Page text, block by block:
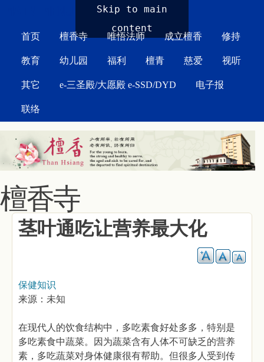
Skip to main
content
首页 檀香寺 唯悟法师 成立檀香 修持
教育 幼儿园 福利 檀青 慈爱 视听
其它 e-三圣殿/大愿殿 e-SSD/DYD 电子报
联络
檀香寺
茎叶通吃让营养最大化
保健知识
来源：未知
在现代人的饮食结构中，多吃素食好处多多，特别是
多吃素食中蔬菜。因为蔬菜含有人体不可缺乏的营养
素，多吃蔬菜对身体健康很有帮助。但很多人受到传